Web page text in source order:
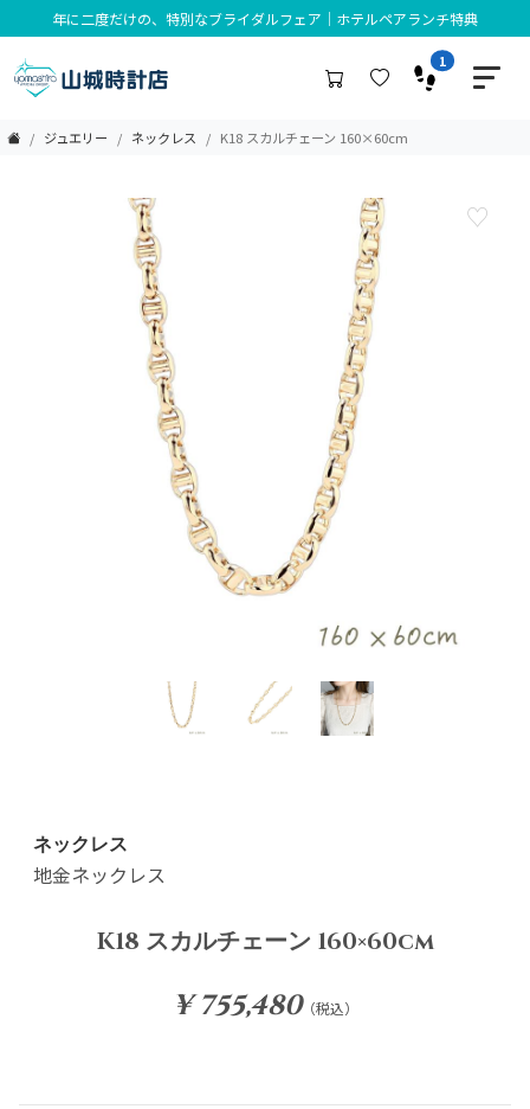
年に二度だけの、特別なブライダルフェア｜ホテルペアランチ特典
1
ジュエリー ネックレス K18 スカルチェーン 160×60cm
ネックレス
地金ネックレス
K18 スカルチェーン 160×60cm
¥ 755,480（税込）